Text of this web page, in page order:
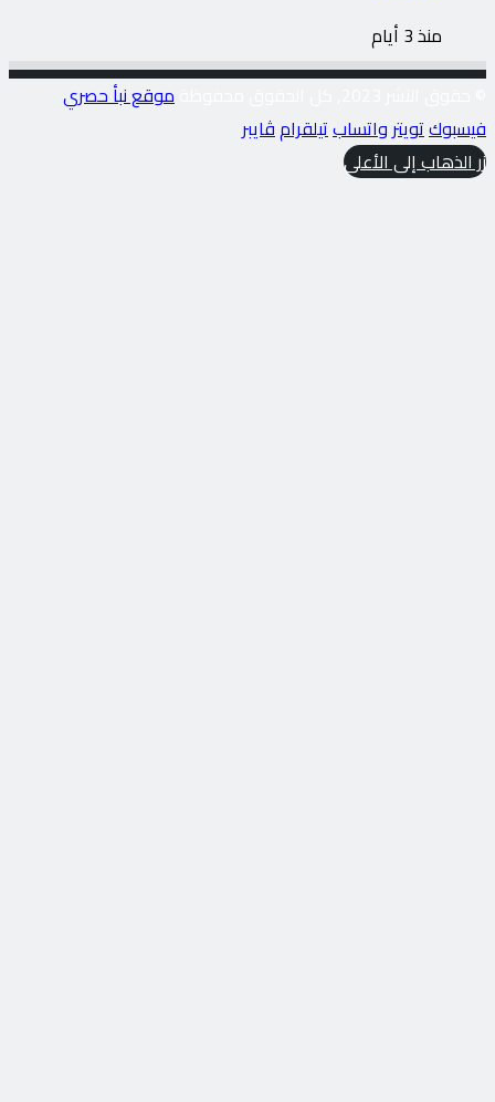
منذ 3 أيام
موقع نبأ حصري
فيسبوكتويتر واتسابتيلقرامڤايبر
زر الذهاب إلى الأعلى